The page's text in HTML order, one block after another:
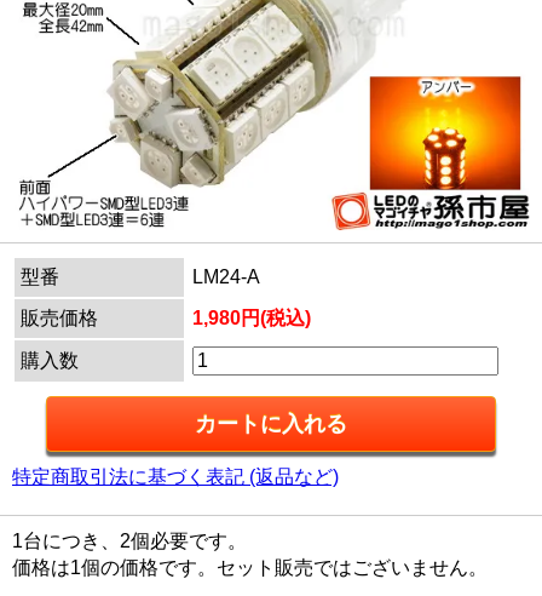
型番
LM24-A
販売価格
1,980円(税込)
購入数
特定商取引法に基づく表記 (返品など)
1台につき、2個必要です。
価格は1個の価格です。セット販売ではございません。